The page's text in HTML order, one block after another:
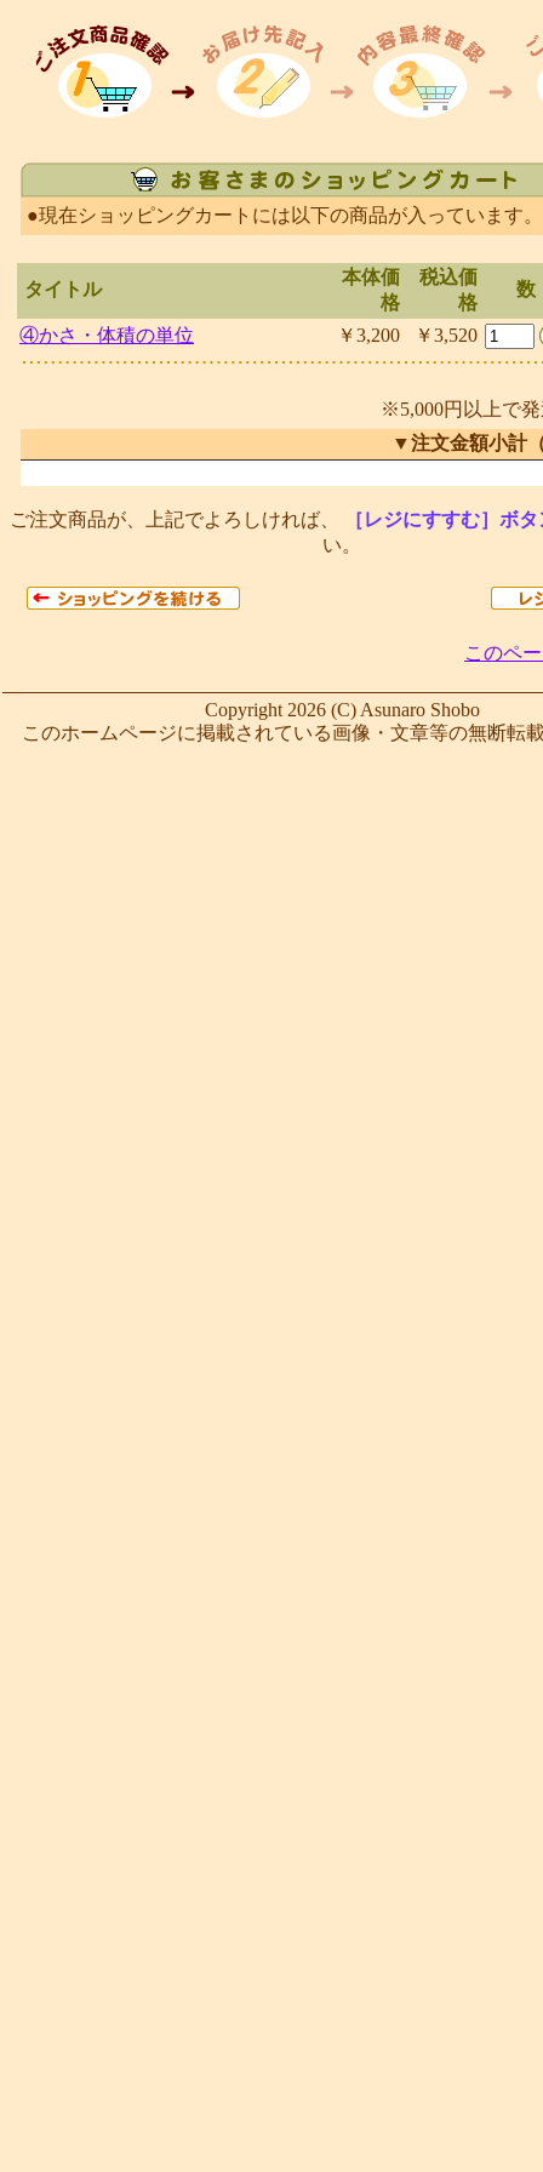
●現在ショッピングカートには以下の商品が入っています。
タイトル
本体価
格
税込価
格
④かさ・体積の単位 ￥3,200 ￥3,520
※5,000円以上で
▼注文金額小計
ご注文商品が、上記でよろしければ、
［レジにすすむ］ボタ
い。
このペ
Copyright 2026 (C) Asunaro Shobo
このホームページに掲載されている画像・文章等の無断転